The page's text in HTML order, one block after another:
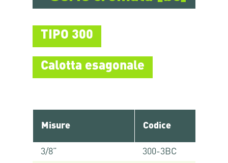
TIPO 300
Calotta esagonale
Misure Codice
3/8”
300-3BC